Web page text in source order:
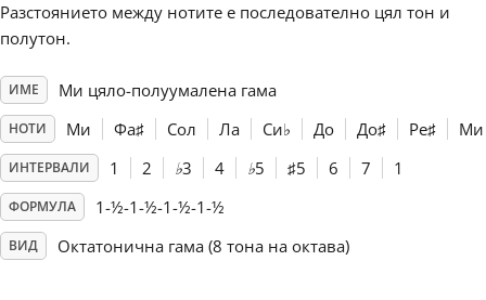
English
Español
Разстоянието между нотите е последователно цял тон и
полутон.
ИМЕ Ми цяло-полуумалена гама
НОТИ Ми Фа♯ Сол Ла Си♭ До До♯ Ре♯ Ми
ИНТЕРВАЛИ 1 2 ♭3 4 ♭5 ♯5 6 7 1
ФОРМУЛА 1-½-1-½-1-½-1-½
ВИД Октатонична гама (8 тона на октава)